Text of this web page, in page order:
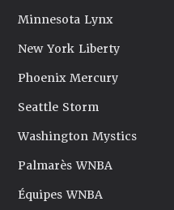
Minnesota Lynx
New York Liberty
Phoenix Mercury
Seattle Storm
Washington Mystics
Palmarès WNBA
Équipes WNBA